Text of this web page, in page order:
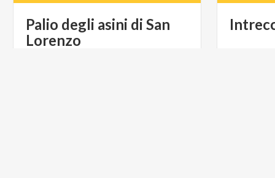
Palio degli asini di San
Lorenzo